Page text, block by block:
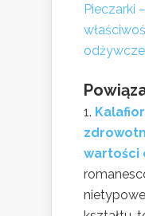
Pieczarki
wartości